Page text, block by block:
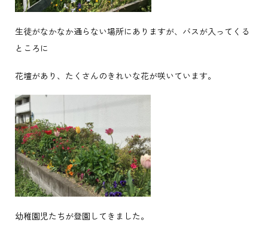
生徒がなかなか通らない場所にありますが、バスが入ってくる
ところに
花壇があり、たくさんのきれいな花が咲いています。
幼稚園児たちが登園してきました。